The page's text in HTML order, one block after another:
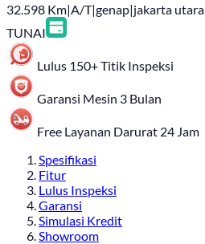
32.598 Km|A/T|genap|jakarta utara
TUNAI
Lulus 150+ Titik Inspeksi
Garansi Mesin 3 Bulan
Free Layanan Darurat 24 Jam
Spesifikasi
Fitur
Lulus Inspeksi
Garansi
Simulasi Kredit
Showroom